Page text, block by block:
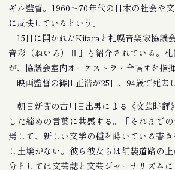
ギル監督。1960〜70年代の日本の社会や
に反映しているという。
15日に開かれたKitaraと札幌音楽家協議
音彩（ねいろ）Ⅱ」も紹介されている。
が、協議会室内オーケストラ・合唱団を指揮
映画監督の篠田正浩が25日、94歳で死去し
朝日新聞の古川日出男による《文芸時評
した締めの言葉に共感する。「それまで
焉して、新しい文学の種を蒔いている書
し土壌がない。彼ら彼女らは舗装道路の
分としては文芸誌と文芸ジャーナリズム